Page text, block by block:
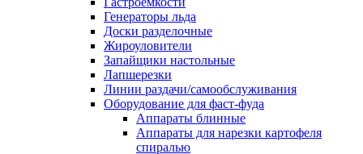
Генераторы льда
Доски разделочные
Жироуловители
Запайщики настольные
Лапшерезки
Линии раздачи/самообслуживания
Оборудование для фаст-фуда
Аппараты блинные
Аппараты для нарезки картофеля
спиралью